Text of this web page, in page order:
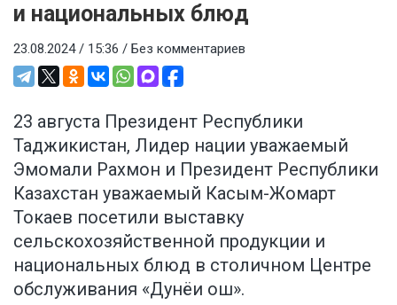
и национальных блюд
23.08.2024 / 15:36 / Без комментариев
23 августа Президент Республики
Таджикистан, Лидер нации уважаемый
Эмомали Рахмон и Президент Республики
Казахстан уважаемый Касым-Жомарт
Токаев посетили выставку
сельскохозяйственной продукции и
национальных блюд в столичном Центре
обслуживания «Дунёи ош».